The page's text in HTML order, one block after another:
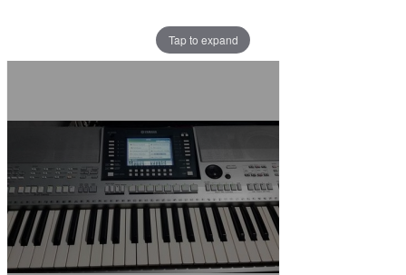
Tap to expand